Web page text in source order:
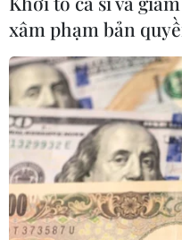
TIN LIÊN QUAN
xâm phạm bản